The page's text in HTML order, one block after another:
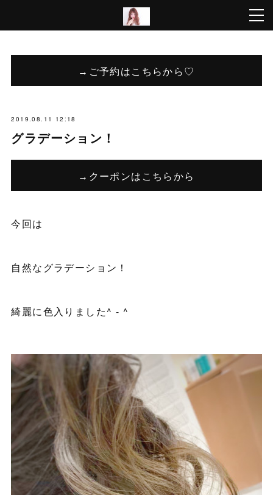
→ご予約はこちらから♡
2019.08.11 12:18
グラデーション！
→クーポンはこちらから
今回は
自然なグラデーション！
綺麗に色入りました^ - ^